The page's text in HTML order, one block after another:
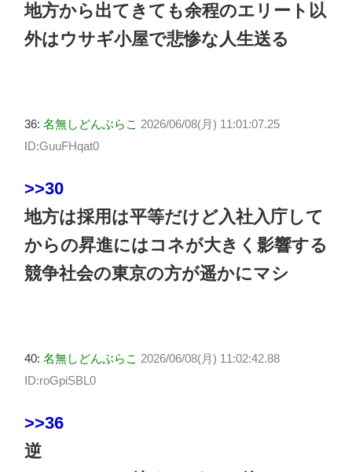
地方から出てきても余程のエリート以
外はウサギ小屋で悲惨な人生送る
36: 名無しどんぶらこ 2026/06/08(月) 11:01:07.25
ID:GuuFHqat0
>>30
地方は採用は平等だけど入社入庁して
からの昇進にはコネが大きく影響する
競争社会の東京の方が遥かにマシ
40: 名無しどんぶらこ 2026/06/08(月) 11:02:42.88
ID:roGpiSBL0
>>36
逆